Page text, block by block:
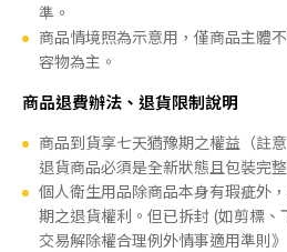
準。
商品情境照為示意用，僅商品主體
容物為主。
商品退費辦法、退貨限制說明
商品到貨享七天猶豫期之權益（註
退貨商品必須是全新狀態且包裝完
個人衛生用品除商品本身有瑕疵外
期之退貨權利。但已拆封 (如剪標
交易解除權合理例外情事適用準則